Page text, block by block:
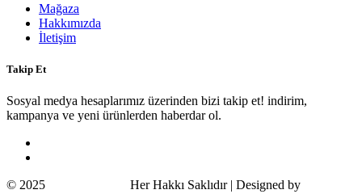
Mağaza
Hakkımızda
İletişim
Takip Et
Sosyal medya hesaplarımız üzerinden bizi takip et! indirim,
kampanya ve yeni ürünlerden haberdar ol.
© 2025
Her Hakkı Saklıdır | Designed by